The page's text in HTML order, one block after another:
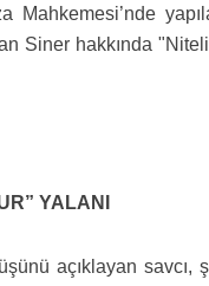
Mahkemesi’nde
Siner hakkında
YALANI
açıklayan savcı,